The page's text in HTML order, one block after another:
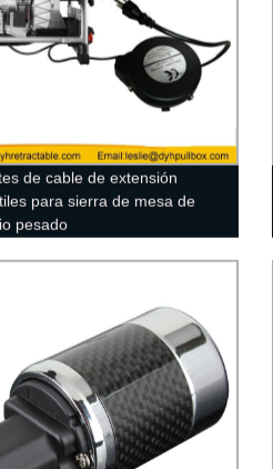
de cable de extensión
para sierra de mesa de
pesado